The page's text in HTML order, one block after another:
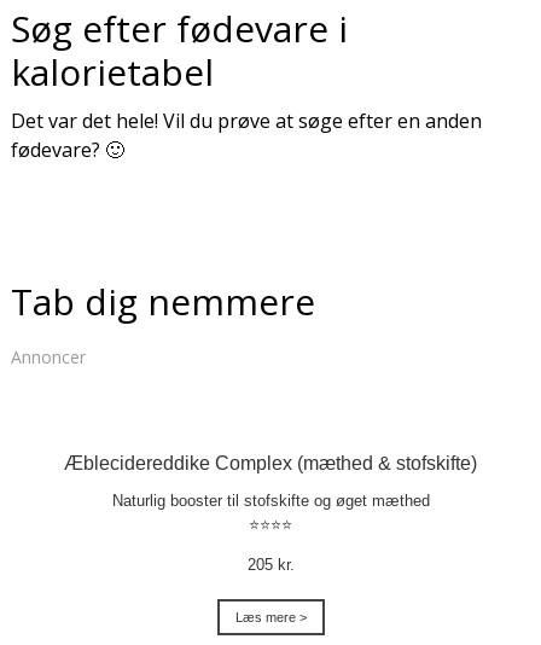
Søg efter fødevare i
kalorietabel
Det var det hele! Vil du prøve at søge efter en anden
fødevare? 🙂
Tab dig nemmere
Annoncer
Æblecidereddike Complex (mæthed & stofskifte)
Naturlig booster til stofskifte og øget mæthed
⭐⭐⭐⭐
205 kr.
Læs mere >